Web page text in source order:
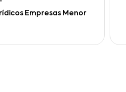
Empresas Menor